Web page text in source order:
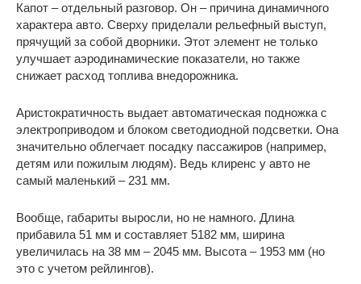
Капот – отдельный разговор. Он – причина динамичного
характера авто. Сверху приделали рельефный выступ,
прячущий за собой дворники. Этот элемент не только
улучшает аэродинамические показатели, но также
снижает расход топлива внедорожника.
Аристократичность выдает автоматическая подножка с
электроприводом и блоком светодиодной подсветки. Она
значительно облегчает посадку пассажиров (например,
детям или пожилым людям). Ведь клиренс у авто не
самый маленький – 231 мм.
Вообще, габариты выросли, но не намного. Длина
прибавила 51 мм и составляет 5182 мм, ширина
увеличилась на 38 мм – 2045 мм. Высота – 1953 мм (но
это с учетом рейлингов).